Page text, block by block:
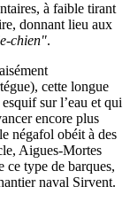
à faible tirant
donnant lieu aux
chien".
cette longue
sur l’eau et qui
encore plus
négafol obéit à des
Aigues-Mortes
ce type de barques,
naval Sirvent.